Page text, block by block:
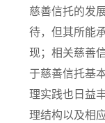
慈善信托的发
待，但其所能
现；相关慈善
于慈善信托基
理实践也日益
理结构以及相